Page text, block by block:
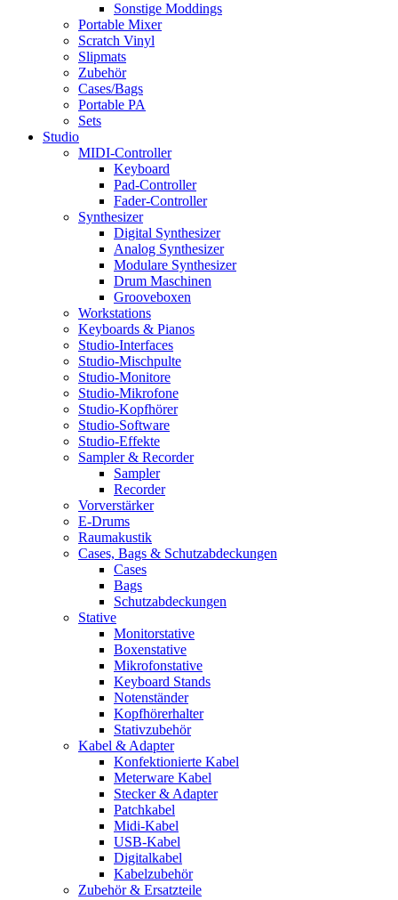
Sonstige Moddings
Portable Mixer
Scratch Vinyl
Slipmats
Zubehör
Cases/Bags
Portable PA
Sets
Studio
MIDI-Controller
Keyboard
Pad-Controller
Fader-Controller
Synthesizer
Digital Synthesizer
Analog Synthesizer
Modulare Synthesizer
Drum Maschinen
Grooveboxen
Workstations
Keyboards & Pianos
Studio-Interfaces
Studio-Mischpulte
Studio-Monitore
Studio-Mikrofone
Studio-Kopfhörer
Studio-Software
Studio-Effekte
Sampler & Recorder
Sampler
Recorder
Vorverstärker
E-Drums
Raumakustik
Cases, Bags & Schutzabdeckungen
Cases
Bags
Schutzabdeckungen
Stative
Monitorstative
Boxenstative
Mikrofonstative
Keyboard Stands
Notenständer
Kopfhörerhalter
Stativzubehör
Kabel & Adapter
Konfektionierte Kabel
Meterware Kabel
Stecker & Adapter
Patchkabel
Midi-Kabel
USB-Kabel
Digitalkabel
Kabelzubehör
Zubehör & Ersatzteile